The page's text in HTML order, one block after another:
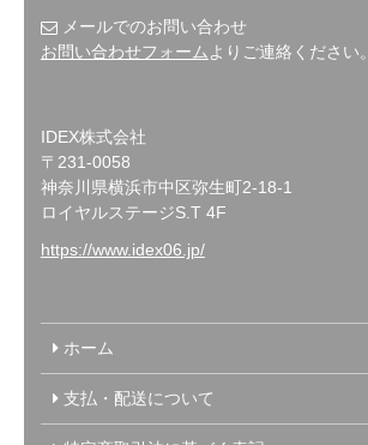
メールでのお問い合わせ
お問い合わせフォーム よりご連絡ください。
IDEX株式会社
〒231-0058
神奈川県横浜市中区弥生町2-18-1
ロイヤルステージS.T 4F
https://www.idex06.jp/
ホーム
支払・配送について